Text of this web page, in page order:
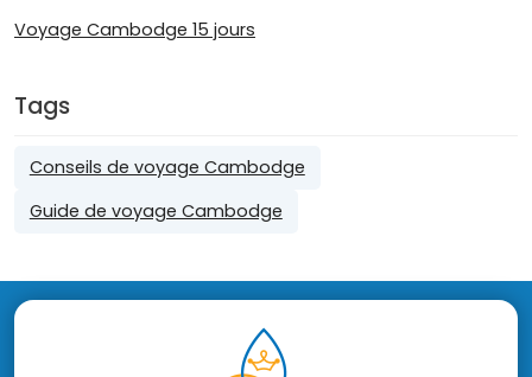
Voyage Cambodge 15 jours
Tags
Conseils de voyage Cambodge
Guide de voyage Cambodge